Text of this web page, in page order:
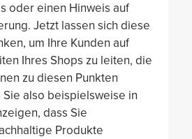
oder einen Hinweis auf
Jetzt lassen sich diese
um Ihre Kunden auf
Ihres Shops zu leiten, die
zu diesen Punkten
Sie also beispielsweise in
dass Sie
Produkte